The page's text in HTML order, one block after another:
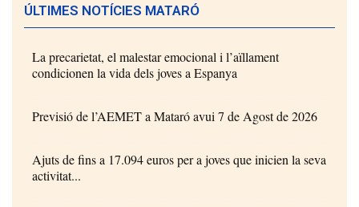
ÚLTIMES NOTÍCIES MATARÓ
La precarietat, el malestar emocional i l’aïllament
condicionen la vida dels joves a Espanya
Previsió de l’AEMET a Mataró avui 7 de Agost de 2026
Ajuts de fins a 17.094 euros per a joves que inicien la seva
activitat...